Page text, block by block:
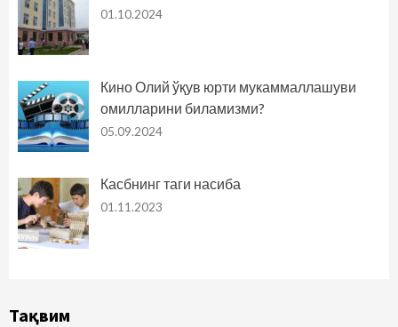
01.10.2024
Кино Олий ўқув юрти мукаммаллашуви
омилларини биламизми?
05.09.2024
Касбнинг таги насиба
01.11.2023
Тақвим